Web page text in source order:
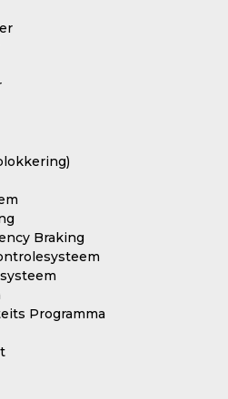
Braking
Programma